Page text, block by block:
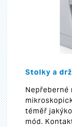
Stolky a
Nepřeberné
téměř
mód.